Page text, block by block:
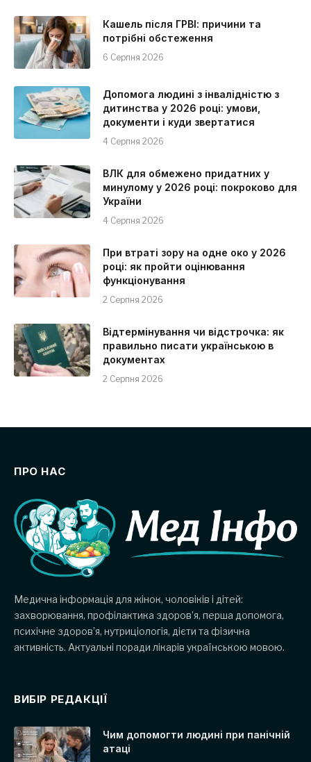
Кашель після ГРВІ: причини та
потрібні обстеження
6 Серпня 2026
Допомога людині з інвалідністю з
дитинства у 2026 році: умови,
документи і куди звертатися
4 Серпня 2026
ВЛК для обмежено придатних у
минулому у 2026 році: покроково для
України
4 Серпня 2026
При втраті зору на одне око у 2026
році: як пройти оцінювання
функціонування
2 Серпня 2026
Відтермінування чи відстрочка: як
правильно писати українською в
документах
2 Серпня 2026
ПРО НАС
Медична інформація для жінок, чоловіків і дітей:
захворювання, профілактика здоров’я, перша допомога,
психічне здоров’я, нутриціологія, дієти та фізична
активність. Актуальні поради лікарів українською мовою.
ВИБІР РЕДАКЦІЇ
Чим допомогти людині при панічній
атаці